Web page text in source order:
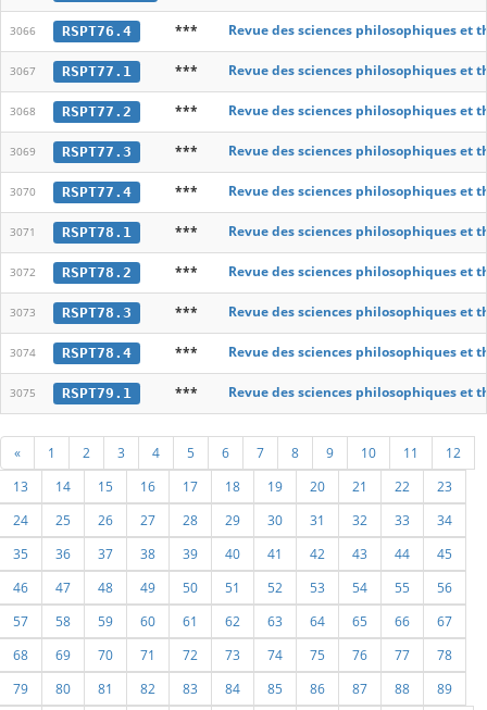
3066 RSPT76.4 *** Revue des sciences philosophiques et
3067 RSPT77.1 *** Revue des sciences philosophiques et
3068 RSPT77.2 *** Revue des sciences philosophiques et
3069 RSPT77.3 *** Revue des sciences philosophiques et
3070 RSPT77.4 *** Revue des sciences philosophiques et
3071 RSPT78.1 *** Revue des sciences philosophiques et
3072 RSPT78.2 *** Revue des sciences philosophiques et
3073 RSPT78.3 *** Revue des sciences philosophiques et
3074 RSPT78.4 *** Revue des sciences philosophiques et
3075 RSPT79.1 *** Revue des sciences philosophiques et
« 1 2 3 4 5 6 7 8 9 10 11
12
13
14 15 16 17 18 19 20 21 22
23
24
25 26 27 28 29 30 31 32 33
34
35
36 37 38 39 40 41 42 43 44
45
46
47 48 49 50 51 52 53 54 55
56
57
58 59 60 61 62 63 64 65 66
67
68
69 70 71 72 73 74 75 76 77
78
79
80 81 82 83 84 85 86 87 88 89